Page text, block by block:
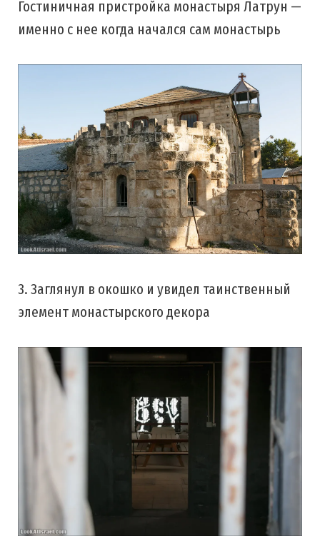
Гостиничная пристройка монастыря Латрун —
именно с нее когда начался сам монастырь
3. Заглянул в окошко и увидел таинственный
элемент монастырского декора